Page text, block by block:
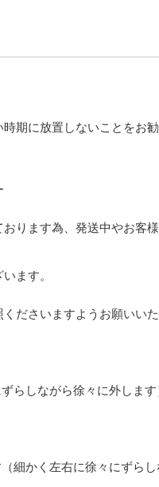
期に放置しないことをお
ります為、発送中やお客
ます。
ださいますようお願いいた
らしながら徐々に外します
細かく左右に徐々にずら